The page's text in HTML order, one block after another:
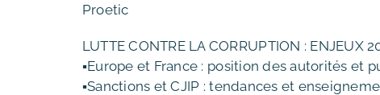
Proetic
LUTTE CONTRE LA CORRUPTION : ENJEUX
▪️Europe et France : position des autorités et
▪️Sanctions et CJIP : tendances et